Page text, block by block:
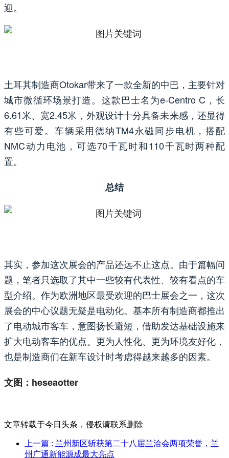
迎。
土耳其制造商Otokar带来了一款全新的中巴，主要针对
城市微循环场景打造。这款巴士名为e-Centro C，长
6.61米、宽2.45米，外观设计十分具备未来感，还显得
有些可爱。车辆采用德纳TM4永磁同步电机，搭配
NMC动力电池，可选70千瓦时和110千瓦时两种配
置。
总结
其实，参加这次展会的产品还远不止这点。由于篇幅问
题，笔者只选取了其中一些较有代表性、较有看点的车
型介绍。作为欧洲地区最受欢迎的巴士展会之一，这次
展会的中心议题无疑是电动化。基本所有制造商都推出
了电动城市客车，意图扬长避短，借助发达基础设施来
扩大电动客车的优点。更为人性化、更为环境友好化，
也是制造商们在新车设计时考虑得越来越多的因素。
文图：heseaotter
文章转载于今日头条，侵权请联系删除
上一篇 : 兰州新区斩获第二十八届兰洽会两项荣誉，兰
州广通新能源成最大亮点